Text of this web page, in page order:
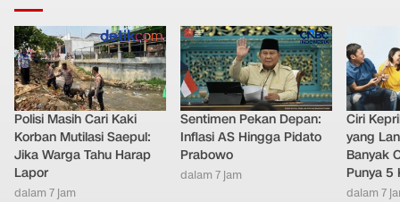
Polisi Masih Cari Kaki
Korban Mutilasi Saepul:
Jika Warga Tahu Harap
Lapor
dalam 7 jam
Sentimen Pekan Depan:
Inflasi AS Hingga Pidato
Prabowo
dalam 7 jam
Ciri
yang
Banyak
Punya 5
dalam 7